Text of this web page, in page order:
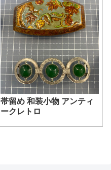
帯留め 和装小物 アンティ
ークレトロ